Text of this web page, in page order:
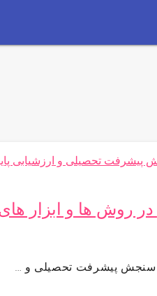
در روش ها و ابزار
سنجش پیشرفت تحصیلی و …